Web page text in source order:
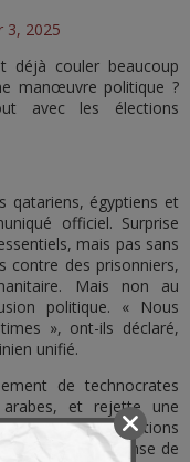
3, 2025
couler beaucoup
manœuvre politique ?
avec les élections
qatariens, égyptiens et
officiel. Surprise
mais pas sans
contre des prisonniers,
Mais non au
politique. « Nous
», ont-ils déclaré,
unifié.
de technocrates
et rejette une
à des négociations
cette réponse de